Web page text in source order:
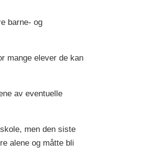
barne- og
mange elever de kan
av eventuelle
men den siste
alene og måtte bli